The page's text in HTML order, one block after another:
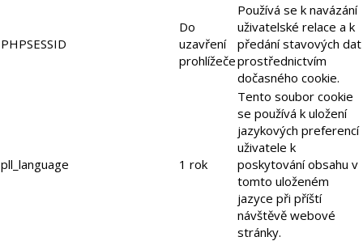
PHPSESSID
Do
uzavření
prohlížeče
Používá se k navázání
uživatelské relace a k
předání stavových dat
prostřednictvím
dočasného cookie.
pll_language 1 rok
Tento soubor cookie
se používá k uložení
jazykových preferencí
uživatele k
poskytování obsahu v
tomto uloženém
jazyce při příští
návštěvě webové
stránky.